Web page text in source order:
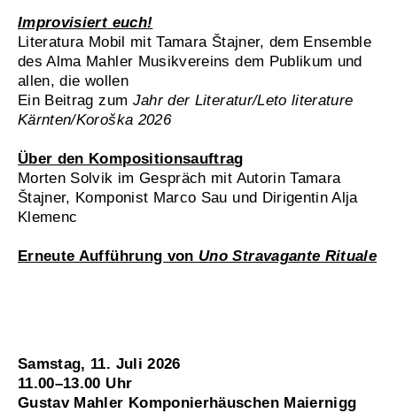
Improvisiert euch!
Literatura Mobil mit Tamara Štajner, dem Ensemble
des Alma Mahler Musikvereins dem Publikum und
allen, die wollen
Ein Beitrag zum Jahr der Literatur/Leto literature
Kärnten/Koroška 2026
Über den Kompositionsauftrag
Morten Solvik im Gespräch mit Autorin Tamara
Štajner, Komponist Marco Sau und Dirigentin Alja
Klemenc
Erneute Aufführung von Uno Stravagante Rituale
Samstag, 11. Juli 2026
11.00–13.00 Uhr
Gustav Mahler Komponierhäuschen Maiernigg